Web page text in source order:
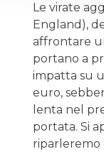
Le virate
England),
affrontare
portano a
impatta su
euro,
lenta nel
portata. Si
riparleremo